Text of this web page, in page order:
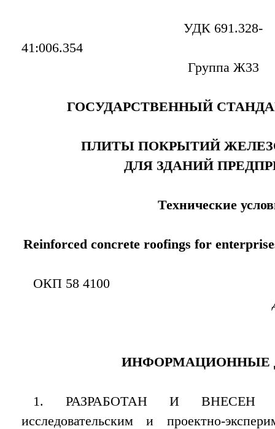
УДК 691.328-
Группа Ж33
ГОСУДАРСТВЕННЫЙ
ПЛИТЫ ПОКРЫТИЙ
ДЛЯ ЗДАНИЙ
Технические
Reinforced concrete roofings for
ОКП 58 4100
ИНФОРМАЦИОННЫЕ
1. РАЗРАБОТАН И ВНЕСЕН
исследовательским и проектно-